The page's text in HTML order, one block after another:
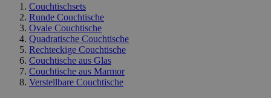
Couchtischsets
Runde Couchtische
Ovale Couchtische
Quadratische Couchtische
Rechteckige Couchtische
Couchtische aus Glas
Couchtische aus Marmor
Verstellbare Couchtische